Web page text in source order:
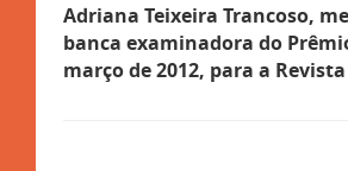
Adriana Teixeira Trancoso,
banca examinadora do
março de 2012, para a